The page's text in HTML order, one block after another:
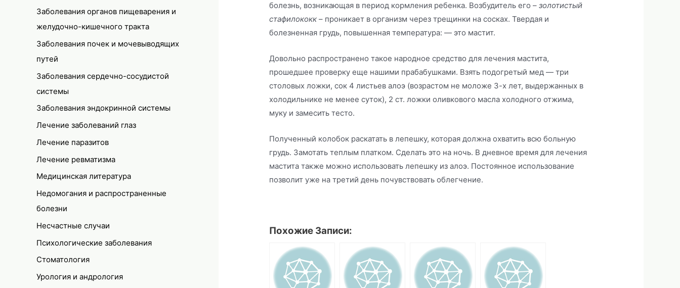
Заболевания органов пищеварения и
желудочно-кишечного тракта
Заболевания почек и мочевыводящих
путей
Заболевания сердечно-сосудистой
системы
Заболевания эндокринной системы
Лечение заболеваний глаз
Лечение паразитов
Лечение ревматизма
Медицинская литература
Недомогания и распространенные
болезни
Несчастные случаи
Психологические заболевания
Стоматология
Урология и андрология
болезнь, возникающая в период кормления ребенка. Возбудитель его –золотистый
стафилококк – проникает в организм через трещинки на сосках. Твердая и
болезненная грудь, повышенная температура: — это мастит.
Довольно распространено такое народное средство для лечения мастита,
прошедшее проверку еще нашими прабабушками. Взять подогретый мед — три
столовых ложки, сок 4 листьев алоэ (возрастом не моложе 3-х лет, выдержанных в
холодильнике не менее суток), 2 ст. ложки оливкового масла холодного отжима,
муку и замесить тесто.
Полученный колобок раскатать в лепешку, которая должна охватить всю больную
грудь. Замотать теплым платком. Сделать это на ночь. В дневное время для лечения
мастита также можно использовать лепешку из алоэ. Постоянное использование
позволит уже на третий день почувствовать облегчение.
Похожие Записи: